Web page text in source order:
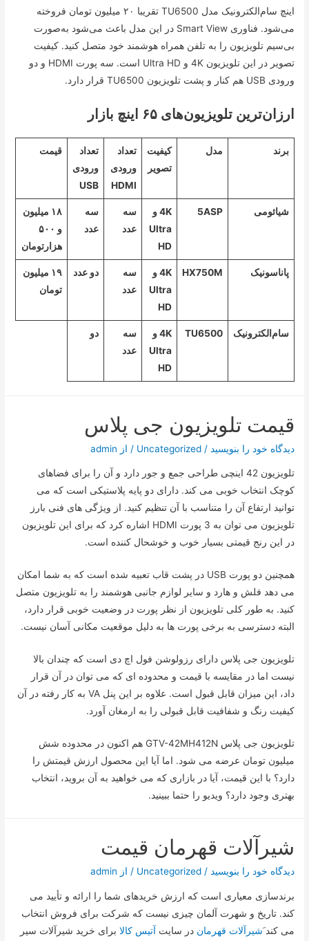
اینچ سام‌الکترونیک مدل TU6500 تقریبا ۲۰ میلیون تومان فروخته
می‌شود. فناوری Smart View در این مدل باعث می‌شود به‌صورت
بی‌سیم تلویزیون را به تلفن همراه هوشمند خود متصل کنید. کیفیت
تصویر در این تلویزیون 4K و Ultra HD است. سه پورت HDMI و دو
ورودی USB هم کنار و پشت تلویزیون TU6500 قرار دارد.
ارزان‌ترین تلویزیون‌های ۶۵ اینچ بازار
برند مدل
کیفیت
تصویر
تعداد
ورودی
HDMI
تعداد
ورودی
USB
قیمت
شیائومی 5ASP
4K و
Ultra
HD
سه
عدد
سه
عدد
۱۸ میلیون
و ۵۰۰
هزارتومان
پاناسونیک HX750M
4K و
Ultra
HD
سه
عدد
دو عدد
۱۹ میلیون
تومان
سام‌الکترونیک TU6500
4K و
Ultra
HD
سه
عدد
دو
قیمت تلویزیون جی پلاس
دیدگاه‌ خود را بنویسید /
Uncategorized / از admin
تلویزیون 42 اینچی طراحی جمع و جور دارد و آن را برای فضاهای
کوچک انتخاب خوبی می کند. دارای دو پایه پلاستیکی است که می
توانید ارتفاع آن را متناسب با آن تنظیم کنید. از ویژگی های فنی بارز
تلویزیون می توان به 3 پورت HDMI اشاره کرد که برای این تلویزیون
در این رنج قیمتی بسیار خوب و خوشحال کننده است.
همچنین دو پورت USB در پشت قاب تعبیه شده است که به شما امکان
می دهد فلش و هارد و سایر لوازم جانبی هوشمند را به تلویزیون متصل
کنید. به طور کلی تلویزیون از نظر پورت در وضعیت خوبی قرار دارد،
البته دسترسی به برخی پورت ها به دلیل موقعیت مکانی آسان نیست.
تلویزیون جی پلاس دارای رزولوشن فول اچ دی است که چندان بالا
نیست اما در مقایسه با قیمت و محدوده ای که می توان در آن قرار
داد، این میزان قابل قبول است. علاوه بر این پنل VA به کار رفته در آن
کیفیت رنگ و شفافیت قابل قبولی را به ارمغان آورد.
تلویزیون جی پلاس GTV-42MH412N هم اکنون در محدوده شش
میلیون تومان عرضه می شود. اما آیا این محصول ارزش قیمتش را
دارد؟ با این قیمت، آیا در بازاری که می خواهید به آن بروید، انتخاب
بهتری وجود دارد؟ ویدیو را حتما ببینید.
شیرآلات قهرمان قیمت
دیدگاه‌ خود را بنویسید /
Uncategorized / از admin
برندسازی معیاری است که ارزش خریدهای شما را ارائه و تأیید می
کند. تاریخ و شهرت آلمان چیزی نیست که شرکت برای فروش انتخاب
می کند َشیرآلات قهرمان در سایت آتیس کالا برای خرید شیرآلات سیر